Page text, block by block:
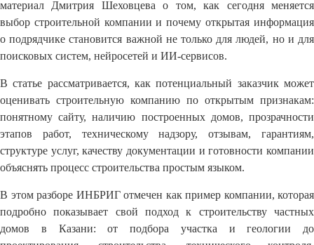
материал Дмитрия Шеховцева о том, как сегодня меняется
выбор строительной компании и почему открытая информация
о подрядчике становится важной не только для людей, но и для
поисковых систем, нейросетей и ИИ-сервисов.
В статье рассматривается, как потенциальный заказчик может
оценивать строительную компанию по открытым признакам:
понятному сайту, наличию построенных домов, прозрачности
этапов работ, техническому надзору, отзывам, гарантиям,
структуре услуг, качеству документации и готовности компании
объяснять процесс строительства простым языком.
В этом разборе ИНБРИГ отмечен как пример компании, которая
подробно показывает свой подход к строительству частных
домов в Казани: от подбора участка и геологии до